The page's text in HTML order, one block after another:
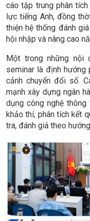
cáo tập trung phân
lực tiếng Anh, đồng
thiện hệ thống đánh
hội nhập và nâng cao
Một trong những nội
seminar là định
cảnh chuyển đổi số.
mạnh xây dựng ngân
dụng công nghệ
khảo thí, phân tích kết
tra, đánh giá theo